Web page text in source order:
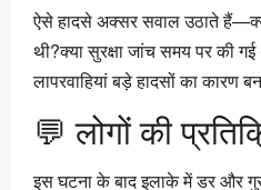
ऐसे हादसे अक्सर सवाल उठाते
थी?क्या सुरक्षा जांच समय पर की गई
लापरवाहियां बड़े हादसों का कारण
💬 लोगों की
इस घटना के बाद इलाके में डर और